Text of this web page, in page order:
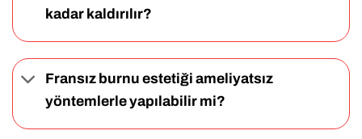
kadar kaldırılır?
Fransız burnu estetiği ameliyatsız
yöntemlerle yapılabilir mi?